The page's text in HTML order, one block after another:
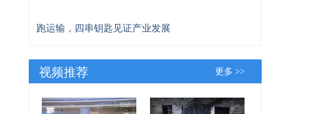
跑运输，四串钥匙见证产业发展
视频推荐 更多 >>